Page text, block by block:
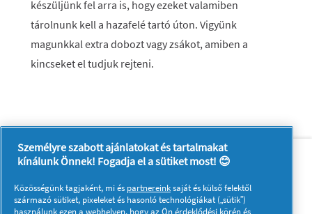
készüljünk fel arra is, hogy ezeket valamiben
tárolnunk kell a hazafelé tartó úton. Vigyünk
magunkkal extra dobozt vagy zsákot, amiben a
kincseket el tudjuk rejteni.
Rólunk
Kapcsolatfelvétel
A pg.com felkeresése
Kövessen minket:
Személyre szabott ajánlatokat és tartalmakat
kínálunk Önnek! Fogadja el a sütiket most! 😊
Közösségünk tagjaként, mi és partnereinksaját és külső felektől
származó sütiket, pixeleket és hasonló technológiákat („sütik”)